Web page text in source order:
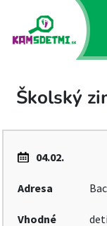
Školský
04.02.
Adresa
Vhodné